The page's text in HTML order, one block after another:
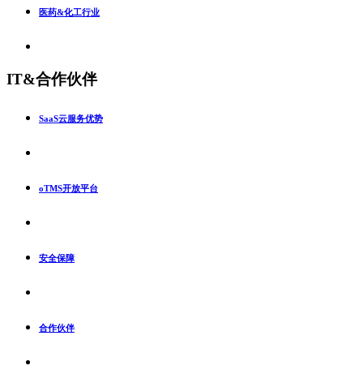
医药&化工行业
IT&合作伙伴
SaaS云服务优势
oTMS开放平台
安全保障
合作伙伴